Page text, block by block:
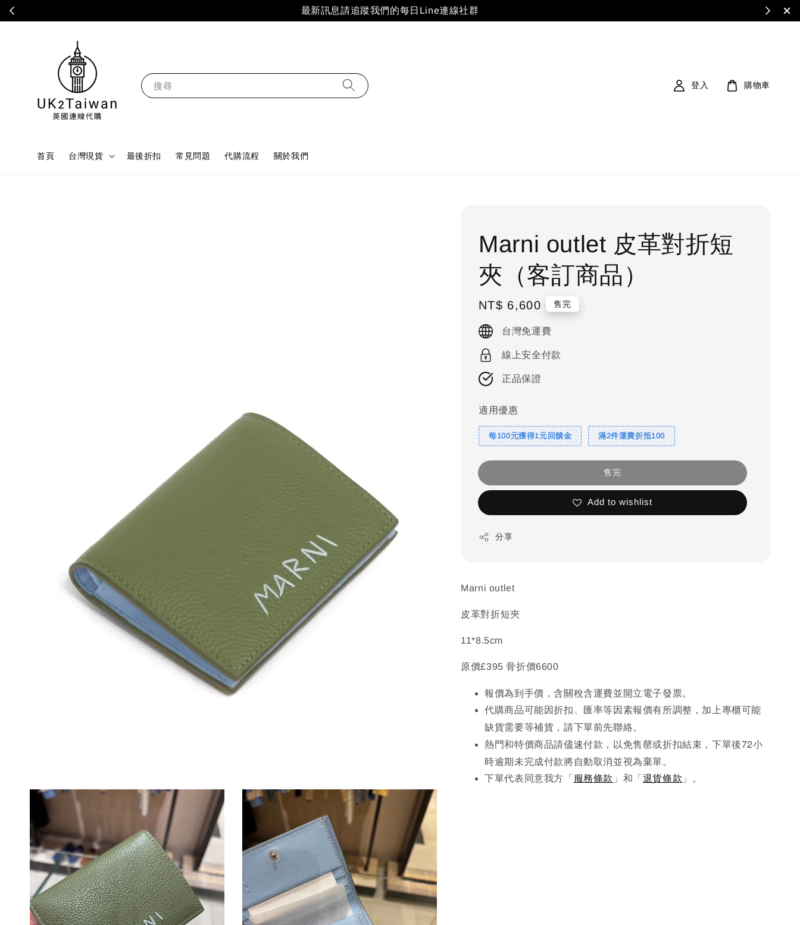
最新訊息請追蹤我們的每日Line連線社群
搜尋
首頁 台灣現貨 最後折扣 常見問題 代購流程 關於我們
登入 購物車
Marni outlet 皮革對折短
夾（客訂商品）
Regular
price
NT$ 6,600 售完
台灣免運費
線上安全付款
正品保證
適用優惠
每100元獲得1元回饋金 滿2件運費折抵100
售完
Add to wishlist
分享
Marni outlet
皮革對折短夾
11*8.5cm
原價£395 骨折價6600
報價為到手價，含關稅含運費並開立電子發票。
代購商品可能因折扣、匯率等因素報價有所調整，加上專櫃可能
缺貨需要等補貨，請下單前先聯絡。
熱門和特價商品請儘速付款，以免售罄或折扣結束，下單後72小
時逾期未完成付款將自動取消並視為棄單。
下單代表同意我方「 服務條款 」和「 退貨條款 」。